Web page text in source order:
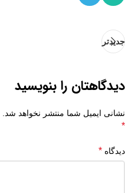
جدیدتر
دیدگاهتان را بنویسید
نشانی ایمیل شما منتشر نخواهد شد.
*
دیدگاه *